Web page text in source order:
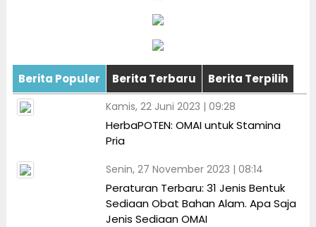
Berita Populer Berita Terbaru Berita Terpilih
Kamis, 22 Juni 2023 | 09:28
HerbaPOTEN: OMAI untuk Stamina
Pria
Senin, 27 November 2023 | 08:14
Peraturan Terbaru: 31 Jenis Bentuk
Sediaan Obat Bahan Alam. Apa Saja
Jenis Sediaan OMAI